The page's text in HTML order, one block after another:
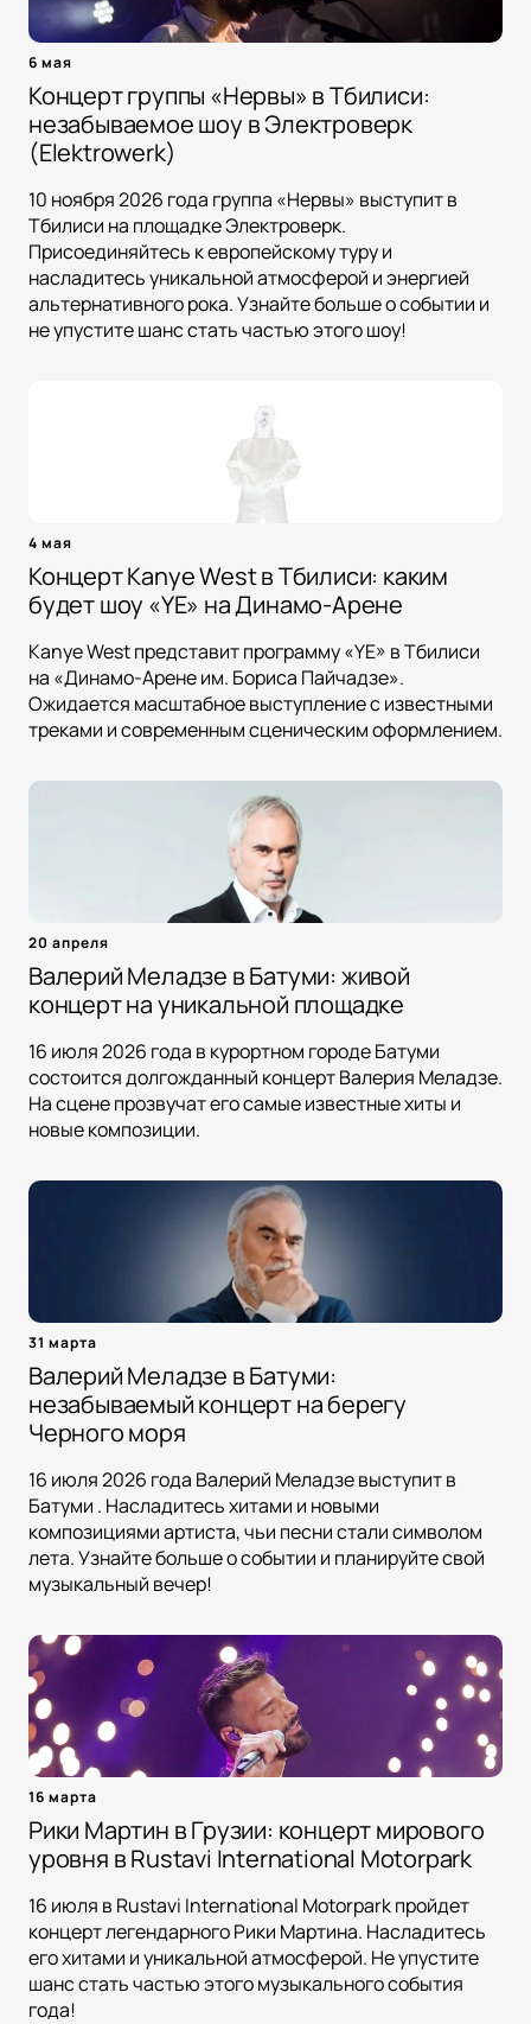
6 мая
Концерт группы «Нервы» в Тбилиси:
незабываемое шоу в Электроверк
(Elektrowerk)
10 ноября 2026 года группа «Нервы» выступит в
Тбилиси на площадке Электроверк.
Присоединяйтесь к европейскому туру и
насладитесь уникальной атмосферой и энергией
альтернативного рока. Узнайте больше о событии и
не упустите шанс стать частью этого шоу!
4 мая
Концерт Kanye West в Тбилиси: каким
будет шоу «YE» на Динамо-Арене
Kanye West представит программу «YE» в Тбилиси
на «Динамо-Арене им. Бориса Пайчадзе».
Ожидается масштабное выступление с известными
треками и современным сценическим оформлением.
20 апреля
Валерий Меладзе в Батуми: живой
концерт на уникальной площадке
16 июля 2026 года в курортном городе Батуми
состоится долгожданный концерт Валерия Меладзе.
На сцене прозвучат его самые известные хиты и
новые композиции.
31 марта
Валерий Меладзе в Батуми:
незабываемый концерт на берегу
Черного моря
16 июля 2026 года Валерий Меладзе выступит в
Батуми . Насладитесь хитами и новыми
композициями артиста, чьи песни стали символом
лета. Узнайте больше о событии и планируйте свой
музыкальный вечер!
16 марта
Рики Мартин в Грузии: концерт мирового
уровня в Rustavi International Motorpark
16 июля в Rustavi International Motorpark пройдет
концерт легендарного Рики Мартина. Насладитесь
его хитами и уникальной атмосферой. Не упустите
шанс стать частью этого музыкального события
года!